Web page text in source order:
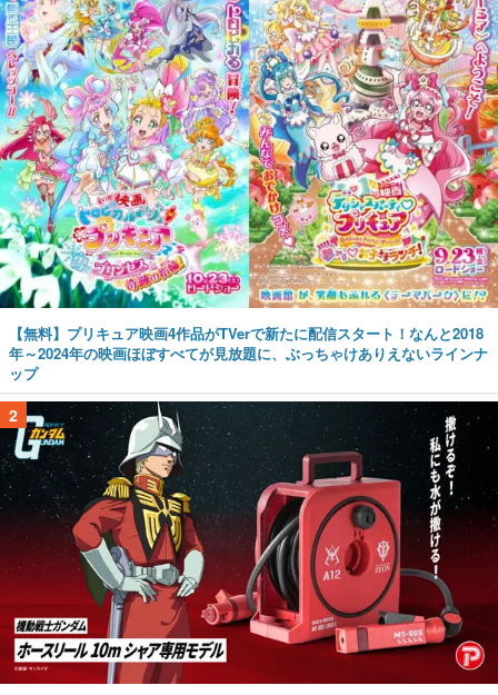
【無料】プリキュア映画4作品がTVerで新たに配信スタート！なんと2018
年～2024年の映画ほぼすべてが見放題に、ぶっちゃけありえないラインナ
ップ
2